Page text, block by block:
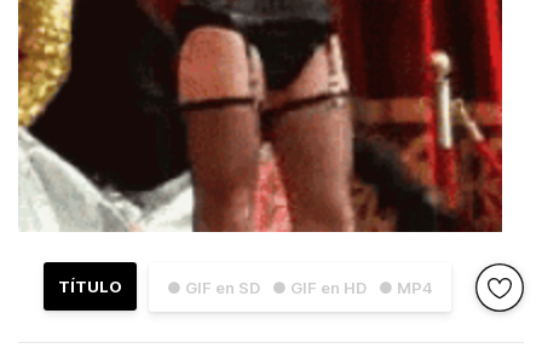
● GIF en SD ● GIF en HD ● MP4
TÍTULO